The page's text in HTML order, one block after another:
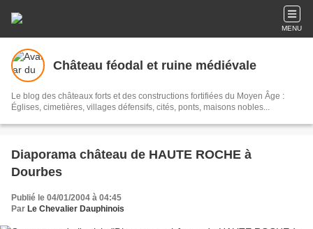
MENU
Château féodal et ruine médiévale
Le blog des châteaux forts et des constructions fortifiées du Moyen Âge :
Églises, cimetières, villages défensifs, cités, ponts, maisons nobles...
Diaporama château de HAUTE ROCHE à
Dourbes
Publié le 04/01/2004 à 04:45
Par Le Chevalier Dauphinois